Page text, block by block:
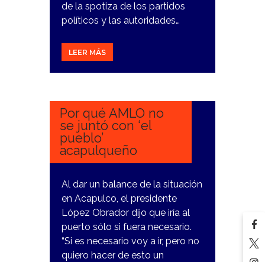
de la spotiza de los partidos
políticos y las autoridades…
LEER MÁS
15
Por qué AMLO no
se juntó con ‘el
pueblo’
acapulqueño
Al dar un balance de la situación
en Acapulco, el presidente
López Obrador dijo que iría al
puerto sólo si fuera necesario.
“Si es necesario voy a ir, pero no
quiero hacer de esto un